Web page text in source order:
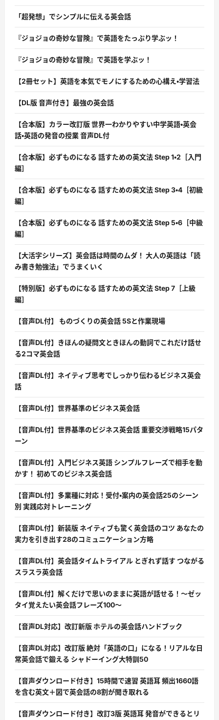
「超発想」でシンプルに伝える英会話
『ジョジョの奇妙な冒険』で英語をたっぷり学ぶッ！
『ジョジョの奇妙な冒険』で英語を学ぶッ！
【2冊セット】英語を本気でモノにするための心構え・学習法
【DL版 音声付き】最強の英会話
【合本版】カラー改訂版 世界一わかりやすい中学英語・英会
話・英語の発音の授業 音声DL付
【合本版】必ずものになる 話すための英文法 Step 1・2［入門
編］
【合本版】必ずものになる 話すための英文法 Step 3・4［初級
編］
【合本版】必ずものになる 話すための英文法 Step 5・6［中級
編］
【大活字シリーズ】英会話は時間のムダ！ 大人の英語は「読
み書き勉強法」でうまくいく
【特別版】必ずものになる 話すための英文法 Step 7［上級
編］
【音声DL付】 ものづくりの英会話 5Sと作業現場
【音声DL付】きほんの疑問文ときほんの動詞でこれだけ話せ
る2コマ英会話
【音声DL付】ネイティブ思考でしっかり伝わるビジネス英会
話
【音声DL付】世界基準のビジネス英会話
【音声DL付】世界基準のビジネス英会話 重要交渉戦略15パタ
ーン
【音声DL付】入門ビジネス英語 シンプルフレーズで相手を動
かす！ 初めてのビジネス英会話
【音声DL付】多業種に対応！受付・案内の英会話25のシーン
別 実践応対トレーニング
【音声DL付】新装版 ネイティブも驚く英会話のコツ あなたの
実力を引き出す28のコミュニケーション方略
【音声DL付】英会話タイムトライアル とぎれず話す つながる
スラスラ英会話
【音声DL付】解くだけで思いのままに英語が話せる！〜ゼッ
タイ覚えたい英会話フレーズ100〜
【音声DL対応】改訂新版 ホテルの英会話ハンドブック
【音声DL対応】改訂版 絶対「英語の口」になる！リアルな日
常英会話で鍛える シャドーイング大特訓50
【音声ダウンロード付き】15時間で速習 英語耳 頻出1660語
を含む英文＋図で英会話の8割が聞き取れる
【音声ダウンロード付き】改訂3版 英語耳 発音ができるとリ